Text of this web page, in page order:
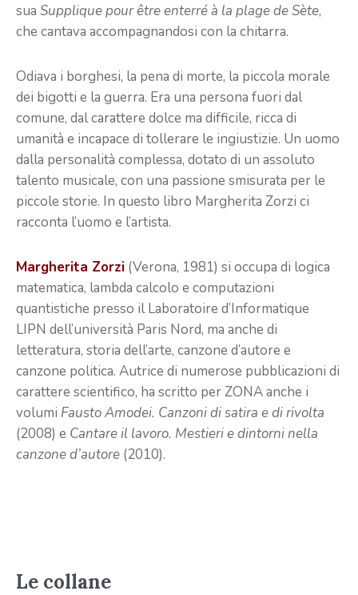
sua Supplique pour être enterré à la plage de Sète,
che cantava accompagnandosi con la chitarra.
Odiava i borghesi, la pena di morte, la piccola morale
dei bigotti e la guerra. Era una persona fuori dal
comune, dal carattere dolce ma difficile, ricca di
umanità e incapace di tollerare le ingiustizie. Un uomo
dalla personalità complessa, dotato di un assoluto
talento musicale, con una passione smisurata per le
piccole storie. In questo libro Margherita Zorzi ci
racconta l’uomo e l’artista.
Margherita Zorzi (Verona, 1981) si occupa di logica
matematica, lambda calcolo e computazioni
quantistiche presso il Laboratoire d’Informatique
LIPN dell’università Paris Nord, ma anche di
letteratura, storia dell’arte, canzone d’autore e
canzone politica. Autrice di numerose pubblicazioni di
carattere scientifico, ha scritto per ZONA anche i
volumi Fausto Amodei. Canzoni di satira e di rivolta
(2008) e Cantare il lavoro. Mestieri e dintorni nella
canzone d’autore (2010).
Le collane